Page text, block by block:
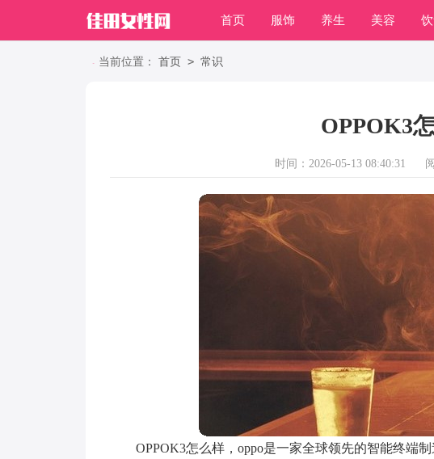
首页 服饰 养生 美容
职场
当前位置： 首页 > 常识
OPPOK3
时间：2026-05-13 08:40:31
OPPOK3怎么样，oppo是一家全球领先的智能终端